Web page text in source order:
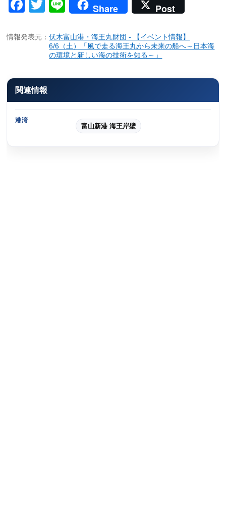
Facebook
Twitter
LineShare Post
情報発表元：伏木富山港・海王丸財団 - 【イベント情報】
6/6（土）「風で走る海王丸から未来の船へ～日本海
の環境と新しい海の技術を知る～」
関連情報
港湾
富山新港 海王岸壁